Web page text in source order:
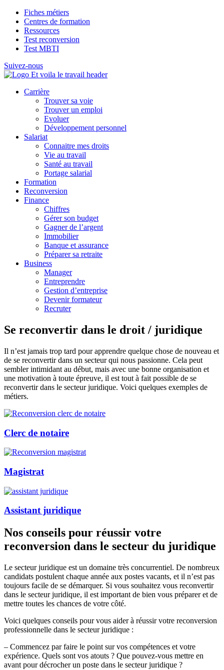
Fiches métiers
Centres de formation
Ressources
Test reconversion
Test MBTI
Suivez-nous
Carrière
Trouver sa voie
Trouver un emploi
Evoluer
Développement personnel
Salariat
Connaitre mes droits
Vie au travail
Santé au travail
Portage salarial
Formation
Reconversion
Finance
Chiffres
Gérer son budget
Gagner de l’argent
Immobilier
Banque et assurance
Préparer sa retraite
Business
Manager
Entreprendre
Gestion d’entreprise
Devenir formateur
Recruter
Se reconvertir dans le droit / juridique
Il n’est jamais trop tard pour apprendre quelque chose de nouveau et
de se reconvertir dans un secteur qui nous passionne. Cela peut
sembler intimidant au début, mais avec une bonne organisation et
une motivation à toute épreuve, il est tout à fait possible de se
reconvertir dans le secteur juridique. Voici quelques exemples de
métiers.
Clerc de notaire
Magistrat
Assistant juridique
Nos conseils pour réussir votre
reconversion dans le secteur du juridique
Le secteur juridique est un domaine très concurrentiel. De nombreux
candidats postulent chaque année aux postes vacants, et il n’est pas
toujours facile de se démarquer. Si vous souhaitez vous reconvertir
dans le secteur juridique, il est important de bien vous préparer et de
mettre toutes les chances de votre côté.
Voici quelques conseils pour vous aider à réussir votre reconversion
professionnelle dans le secteur juridique :
– Commencez par faire le point sur vos compétences et votre
expérience. Quels sont vos atouts ? Que pouvez-vous mettre en
avant pour décrocher un poste dans le secteur juridique ?